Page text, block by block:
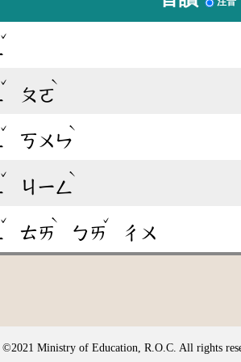
ˇ
ˇ
ㄆㄛ
ˋ
ˇ
ㄎㄨㄣ
ˋ
ˇ
ㄐㄧㄥ
ˋ
ˇ
ㄊㄞ
ˋ
ㄅㄞ
ˇ
ㄔㄨ
©2021 Ministry of Education, R.O.C. All rights